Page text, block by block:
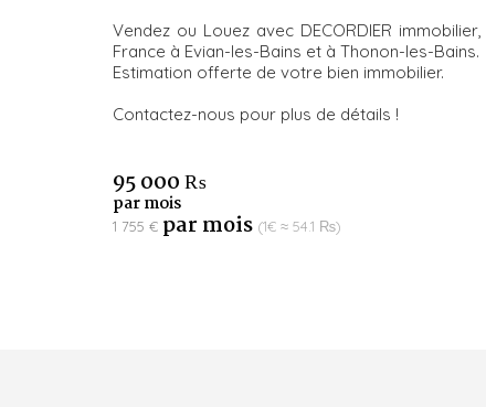
Vendez ou Louez avec DECORDIER
France à Evian-les-Bains et à Thonon-les-Bains.
Estimation offerte de votre bien immobilier.
Contactez-nous pour plus de détails !
95 000 ₨
par mois
1 755 € par mois (1€ ≈ 54.1 ₨)